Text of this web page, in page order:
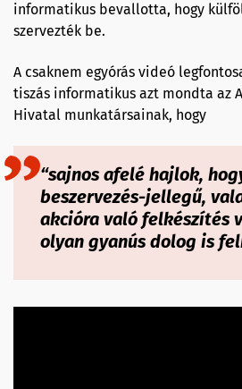
informatikus bevallotta, hogy
szervezték be.
A csaknem egyórás videó
tiszás informatikus azt mondta az
Hivatal munkatársainak, hogy
“sajnos afelé hajlok,
beszervezés-jellegű,
akcióra való felkészítés
olyan gyanús dolog is